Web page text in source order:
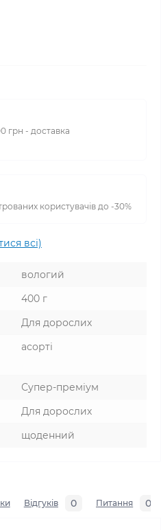
грн - доставка
користувачів до -30%
всі)
вологий
400 г
Для дорослих
асорті
Супер-преміум
Для дорослих
щоденний
Відгуків 0 Питання 0